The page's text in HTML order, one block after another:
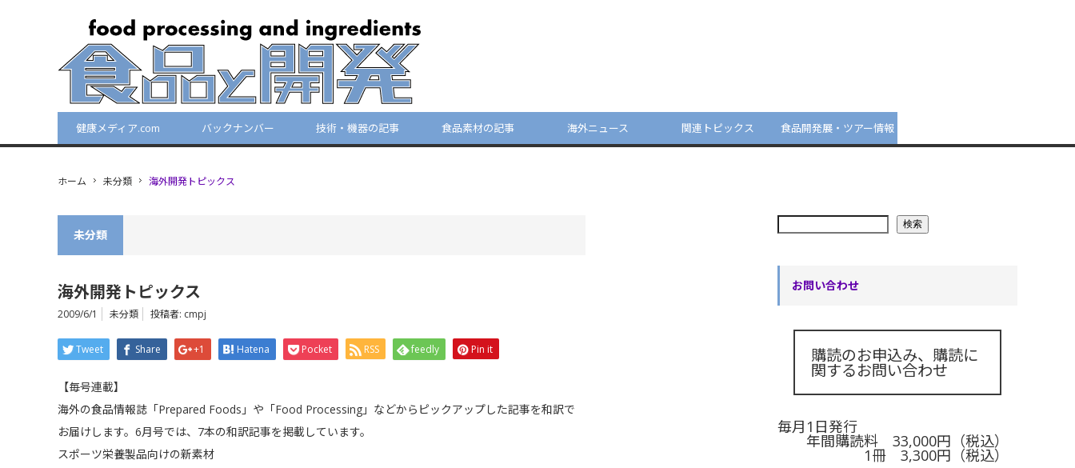
健康メディア.com バックナンバー 技術・機器の記事 食品素材の記事 海外ニュース 関連トピックス 食品開発展・ツアー情報
ホーム 未分類 海外開発トピックス
未分類
海外開発トピックス
2009/6/1 未分類 投稿者: cmpj
Tweet Share +1 Hatena Pocket RSS feedly Pin it
【毎号連載】
海外の食品情報誌「Prepared Foods」や「Food Processing」などからピックアップした記事を和訳で
お届けします。6月号では、7本の和訳記事を掲載しています。
スポーツ栄養製品向けの新素材
検索
お問い合わせ
購読のお申込み、購読に
関するお問い合わせ
毎月1日発行
年間購読料 33,000円（税込）
1冊 3,300円（税込）